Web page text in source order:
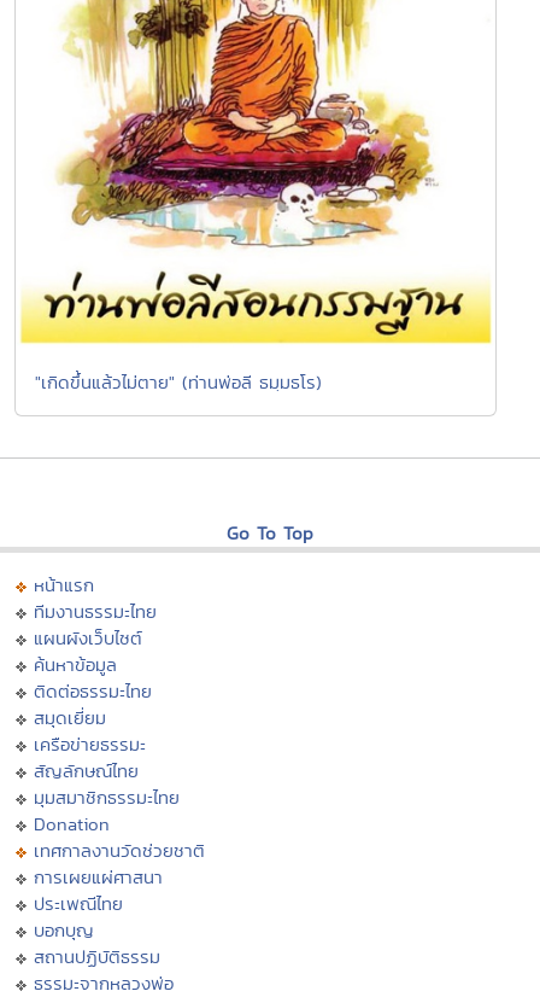
"เกิดขึ้นแล้วไม่ตาย" (ท่านพ่อลี ธมฺมธโร)
Go To Top
หน้าแรก
ทีมงานธรรมะไทย
แผนผังเว็บไซต์
ค้นหาข้อมูล
ติดต่อธรรมะไทย
สมุดเยี่ยม
เครือข่ายธรรมะ
สัญลักษณ์ไทย
มุมสมาชิกธรรมะไทย
Donation
เทศกาลงานวัดช่วยชาติ
การเผยแผ่ศาสนา
ประเพณีไทย
บอกบุญ
สถานปฏิบัติธรรม
ธรรมะจากหลวงพ่อ